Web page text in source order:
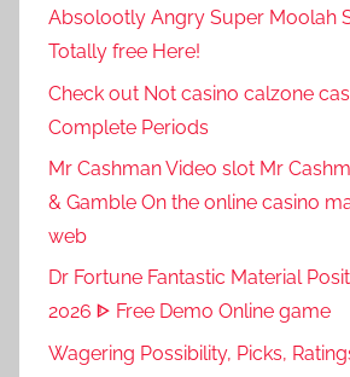
Absolootly Angry Super Moolah
Totally free Here!
Check out Not casino calzone
Complete Periods
Mr Cashman Video slot Mr
& Gamble On the online casino
web
Dr Fortune Fantastic Material
2026 ᐈ Free Demo Online game
Wagering Possibility, Picks,